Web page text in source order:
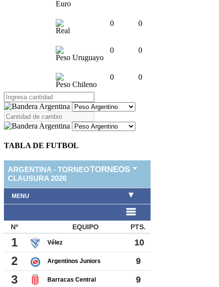
Euro
Real
0 0
Peso Uruguayo
0 0
Peso Chileno
0 0
TABLA DE FUTBOL